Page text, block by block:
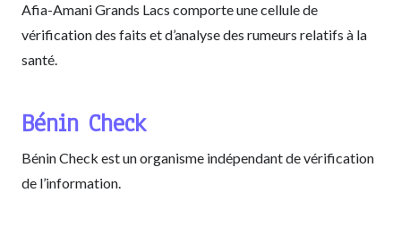
Afia-Amani Grands Lacs comporte une cellule de
vérification des faits et d’analyse des rumeurs relatifs à la
santé.
Bénin Check
Bénin Check est un organisme indépendant de vérification
de l’information.